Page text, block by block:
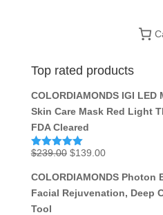
Top rated products
COLORDIAMONDS IGI LED
Skin Care Mask Red Light
FDA Cleared
Rated5.00
$239.00 Original
was:
$239.00.
$139.00Current
is:
$139.00.
COLORDIAMONDS Photon
Facial Rejuvenation, Deep
Tool